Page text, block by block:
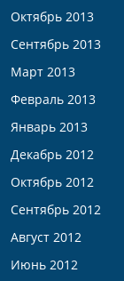
Октябрь 2013
Сентябрь 2013
Март 2013
Февраль 2013
Январь 2013
Декабрь 2012
Октябрь 2012
Сентябрь 2012
Август 2012
Июнь 2012